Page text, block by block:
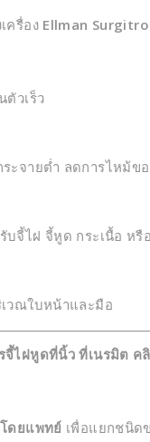
ครื่อง Ellman
ตัวเร็ว
ะจายต่ำ ลดการไหม้ข
บจี้ไฝ จี้หูด กระเนื้อ หรื
วณใบหน้าและมือ
จี้ไฝหูดที่นิ้ว ที่เนรมิต ค
ดยแพทย์ เพื่อแยกชนิด